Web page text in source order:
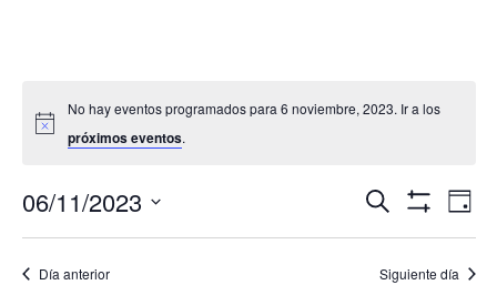
No hay eventos programados para 6 noviembre, 2023. Ir a los
próximos eventos.
Buscar
Filtros
de
de
Día
06/11/2023
Día anterior Siguiente día